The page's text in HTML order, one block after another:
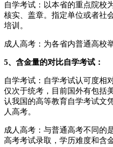
自学考试：以本省的重点院校
核实、盖章。指定单位或者社
培训。
成人高考：为各省内普通高校
5、含金量的对比自学考试：
自学考试：自学考试认可度相
仅次于统考，目前国外有包括
认我国的高等教育自学考试文
人高考。
成人高考：与普通高考不同的
高考考试录取，学历难度和含